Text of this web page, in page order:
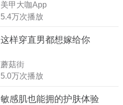
美甲大咖App
5.4万次播放
这样穿直男都想嫁给你
蘑菇街
5.0万次播放
敏感肌也能拥的护肤体验